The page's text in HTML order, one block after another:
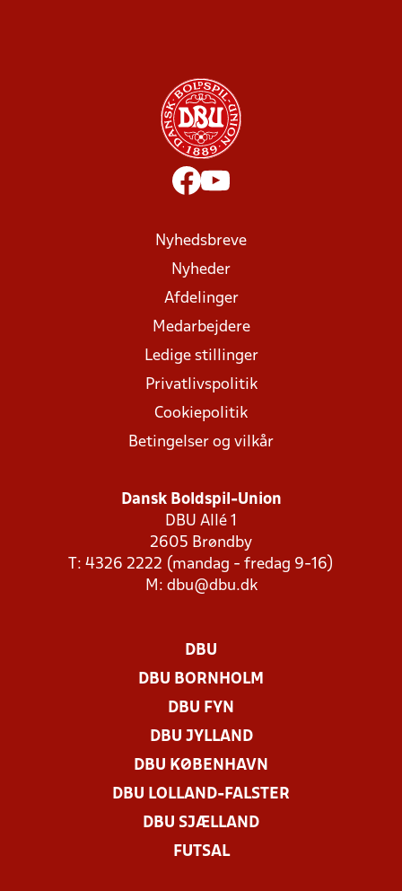
Nyhedsbreve
Nyheder
Afdelinger
Medarbejdere
Ledige stillinger
Privatlivspolitik
Cookiepolitik
Betingelser og vilkår
Dansk Boldspil-Union
DBU Allé 1
2605 Brøndby
T: 4326 2222 (mandag - fredag 9-16)
M: dbu@dbu.dk
DBU
DBU BORNHOLM
DBU FYN
DBU JYLLAND
DBU KØBENHAVN
DBU LOLLAND-FALSTER
DBU SJÆLLAND
FUTSAL